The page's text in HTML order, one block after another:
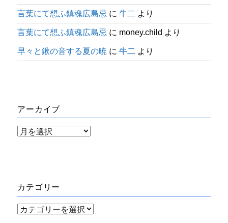
言葉にて想ふ鎮魂広島忌 に牛二 より
言葉にて想ふ鎮魂広島忌 に money.child より
早々と鍬の音する夏の暁 に牛二 より
アーカイブ
ア
ブ
カテゴリー
カ